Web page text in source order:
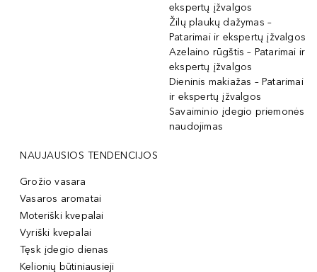
ekspertų įžvalgos
Žilų plaukų dažymas –
Patarimai ir ekspertų įžvalgos
Azelaino rūgštis – Patarimai ir
ekspertų įžvalgos
Dieninis makiažas – Patarimai
ir ekspertų įžvalgos
Savaiminio įdegio priemonės
naudojimas
NAUJAUSIOS TENDENCIJOS
Grožio vasara
Vasaros aromatai
Moteriški kvepalai
Vyriški kvepalai
Tęsk įdegio dienas
Kelionių būtiniausieji